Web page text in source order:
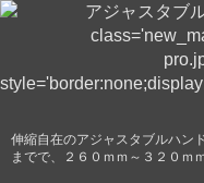
伸縮自在のアジャスタブルハン
までで、２６０ｍｍ～３２０ｍ